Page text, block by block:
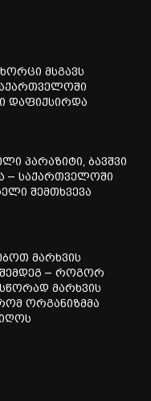
მსგავს
დაფიქსირდა
პარაზიტი, ბავშვი
– საქართველოში
შემთხვევა
მარხვის
– როგორ
მარხვის
ორგანიზმმა